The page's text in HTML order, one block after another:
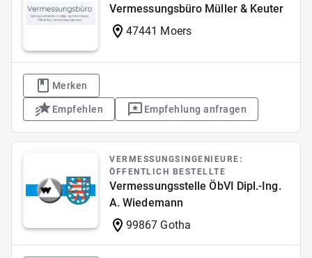
Vermessungsbüro Müller & Keuter
47441 Moers
Merken
Empfehlen Empfehlung anfragen
VERMESSUNGSINGENIEURE:
ÖFFENTLICH BESTELLTE
Vermessungsstelle ÖbVI Dipl.-Ing.
A. Wiedemann
99867 Gotha